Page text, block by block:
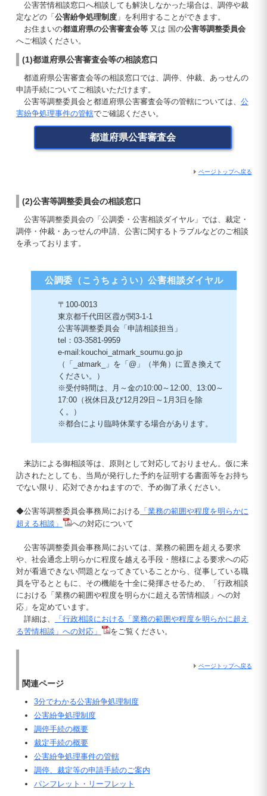
公害苦情相談窓口へ相談しても解決しなかった場合は、調停や裁
定などの「 公害紛争処理制度」を利用することができます。
お住まいの都道府県の公害審査会等又は 国の公害等調整委員会
へご相談ください。
(1)都道府県公害審査会等の相談窓口
都道府県公害審査会等の相談窓口では、調停、仲裁、あっせんの
申請手続についてご相談いただけます。
公害等調整委員会と都道府県公害審査会等の管轄については、 公
害紛争処理事件の管轄でご確認ください。
都道府県公害審査会
ページトップへ戻る
(2)公害等調整委員会の相談窓口
公害等調整委員会の「公調委・公害相談ダイヤル」では、裁定・
調停・仲裁・あっせんの申請、公害に関するトラブルなどのご相談
を承っております。
公調委（こうちょうい）公害相談ダイヤル
〒100-0013
東京都千代田区霞が関3-1-1
公害等調整委員会「申請相談担当」
tel：03-3581-9959
e-mail:kouchoi_atmark_soumu.go.jp
（「_atmark_」を「@」（半角）に置き換えて
ください。）
※受付時間は、月～金の10:00～12:00、13:00～
17:00（祝休日及び12月29日～1月3日を除
く。）
※都合により臨時休業する場合があります。
来訪による御相談等は、原則として対応しておりません。仮に来
訪されたとしても、当局が発行した予約を証明する書面等をお持ち
でない限り、応対できかねますので、予め御了承ください。
◆公害等調整委員会事務局における 「業務の範囲や程度を明らかに
超える相談」
への対応について
公害等調整委員会事務局においては、業務の範囲を超える要求
や、社会通念上明らかに程度を越える手段・態様による要求への応
対が看過できない問題となってきていることから、従事している職
員を守るとともに、その機能を十全に発揮させるため、「行政相談
における「業務の範囲や程度を明らかに超える苦情相談」への対
応」を定めています。
詳細は、
「行政相談における「業務の範囲や程度を明らかに超え
る苦情相談」への対応」
をご覧ください。
ページトップへ戻る
関連ページ
3分でわかる公害紛争処理制度
公害紛争処理制度
調停手続の概要
裁定手続の概要
公害紛争処理事件の管轄
調停、裁定等の申請手続のご案内
パンフレット・リーフレット